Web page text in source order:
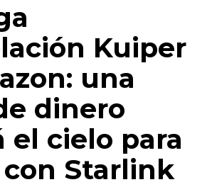
Kuiper
una
dinero
el cielo para
Starlink